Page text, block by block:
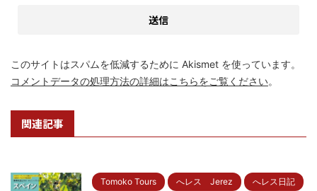
このサイトはスパムを低減するために Akismet を使っています。
コメントデータの処理方法の詳細はこちらをご覧ください。
関連記事
Tomoko Tours へレス Jerez へレス日記